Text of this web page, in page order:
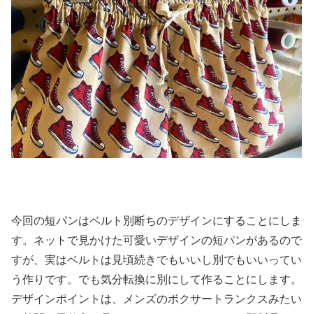
今回の短パンはベルト別断ちのデザインにすることにしま
す。ネットで見かけた可愛いデザインの短パンがあるので
すが、実はベルトは見頃続きでもいいし別でもいいってい
う作りです。でも気分転換に別にして作ることにします。
デザインポイントは、メンズのボクサートランクスみたい